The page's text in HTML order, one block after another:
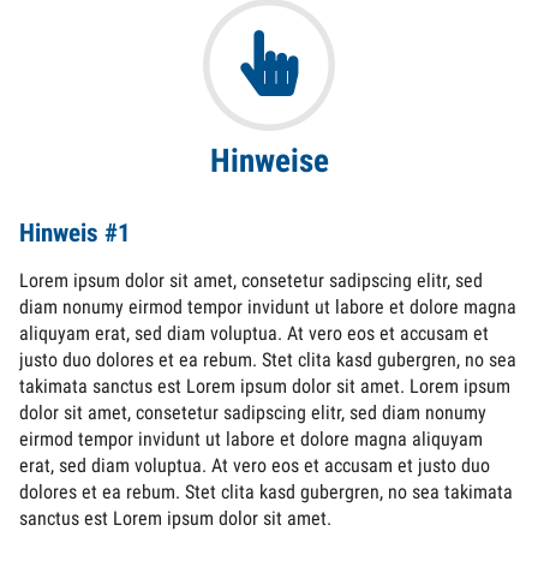
Hinweise
Hinweis #1
Lorem ipsum dolor sit amet, consetetur sadipscing elitr, sed
diam nonumy eirmod tempor invidunt ut labore et dolore magna
aliquyam erat, sed diam voluptua. At vero eos et accusam et
justo duo dolores et ea rebum. Stet clita kasd gubergren, no sea
takimata sanctus est Lorem ipsum dolor sit amet. Lorem ipsum
dolor sit amet, consetetur sadipscing elitr, sed diam nonumy
eirmod tempor invidunt ut labore et dolore magna aliquyam
erat, sed diam voluptua. At vero eos et accusam et justo duo
dolores et ea rebum. Stet clita kasd gubergren, no sea takimata
sanctus est Lorem ipsum dolor sit amet.